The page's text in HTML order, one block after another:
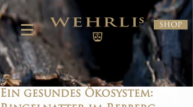
Shop
Ein gesundes Ökosystem: